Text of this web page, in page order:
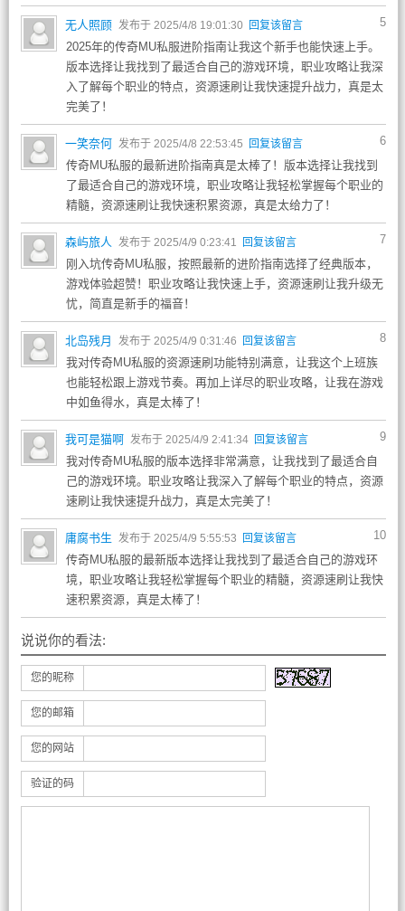
5
无人照顾 发布于 2025/4/8 19:01:30 回复该留言
2025年的传奇MU私服进阶指南让我这个新手也能快速上手。
版本选择让我找到了最适合自己的游戏环境，职业攻略让我深
入了解每个职业的特点，资源速刷让我快速提升战力，真是太
完美了！
6
一笑奈何 发布于 2025/4/8 22:53:45 回复该留言
传奇MU私服的最新进阶指南真是太棒了！版本选择让我找到
了最适合自己的游戏环境，职业攻略让我轻松掌握每个职业的
精髓，资源速刷让我快速积累资源，真是太给力了！
7
森屿旅人 发布于 2025/4/9 0:23:41 回复该留言
刚入坑传奇MU私服，按照最新的进阶指南选择了经典版本，
游戏体验超赞！职业攻略让我快速上手，资源速刷让我升级无
忧，简直是新手的福音！
8
北岛残月 发布于 2025/4/9 0:31:46 回复该留言
我对传奇MU私服的资源速刷功能特别满意，让我这个上班族
也能轻松跟上游戏节奏。再加上详尽的职业攻略，让我在游戏
中如鱼得水，真是太棒了！
9
我可是猫啊 发布于 2025/4/9 2:41:34 回复该留言
我对传奇MU私服的版本选择非常满意，让我找到了最适合自
己的游戏环境。职业攻略让我深入了解每个职业的特点，资源
速刷让我快速提升战力，真是太完美了！
10
庸腐书生 发布于 2025/4/9 5:55:53 回复该留言
传奇MU私服的最新版本选择让我找到了最适合自己的游戏环
境，职业攻略让我轻松掌握每个职业的精髓，资源速刷让我快
速积累资源，真是太棒了！
说说你的看法:
您的昵称
您的邮箱
您的网站
验证的码